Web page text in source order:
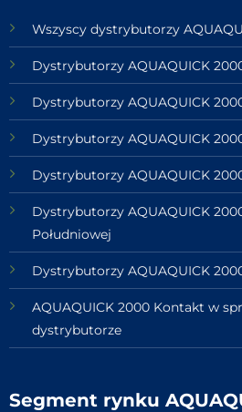
Wszyscy dystrybutorzy
Dystrybutorzy AQUAQUICK
Dystrybutorzy AQUAQUICK
Dystrybutorzy AQUAQUICK
Dystrybutorzy AQUAQUICK
Dystrybutorzy AQUAQUICK
Południowej
Dystrybutorzy AQUAQUICK
AQUAQUICK 2000 Kontakt w
dystrybutorze
Segment rynku